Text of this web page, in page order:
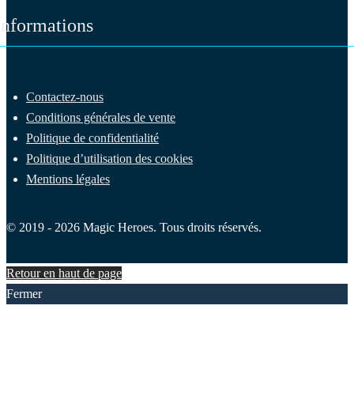
Contactez-nous
Conditions générales de vente
Politique de confidentialité
Politique d’utilisation des cookies
Mentions légales
© 2019 - 2026 Magic Heroes. Tous droits réservés.
Retour en haut de page
Fermer